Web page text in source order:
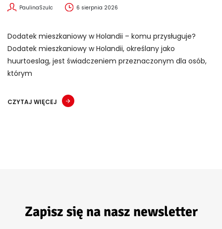
PaulinaSzulc 6 sierpnia 2026
Dodatek mieszkaniowy w Holandii – komu przysługuje?
Dodatek mieszkaniowy w Holandii, określany jako
huurtoeslag, jest świadczeniem przeznaczonym dla osób,
którym
CZYTAJ WIĘCEJ
Zapisz się na nasz newsletter